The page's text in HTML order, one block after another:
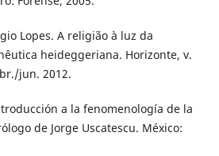
Lopes. A religião à luz da
heideggeriana. Horizonte, v.
jun. 2012.
a la fenomenología de la
de Jorge Uscatescu. México: